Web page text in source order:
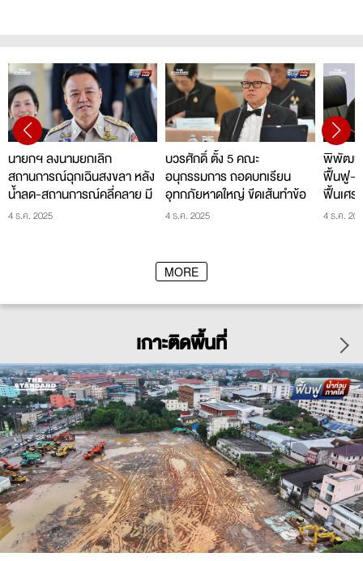
นายกฯ ลงนามยกเลิก
สถานการณ์ฉุกเฉินสงขลา หลัง
น้ำลด-สถานการณ์คลี่คลาย มี
ผลตั้งแต่ 5 ธ.ค.
4 ธ.ค. 2025
บวรศักดิ์ ตั้ง 5 คณะ
อนุกรรมการ ถอดบทเรียน
อุทกภัยหาดใหญ่ ขีดเส้นทำข้อ
เสนอส่ง ครม.ใน 3 เดือน ตั้งเป้า
4 ธ.ค. 2025
พิพัฒน์นั่
ฟื้นฟู-พั
ฟื้นเศ
ชูท่องเ
4 ธ.ค.
MORE
เกาะติดพื้นที่